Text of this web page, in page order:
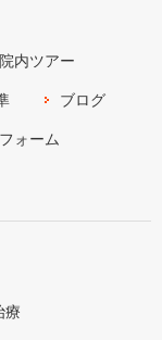
院内ツアー
ブログ
ォーム
療